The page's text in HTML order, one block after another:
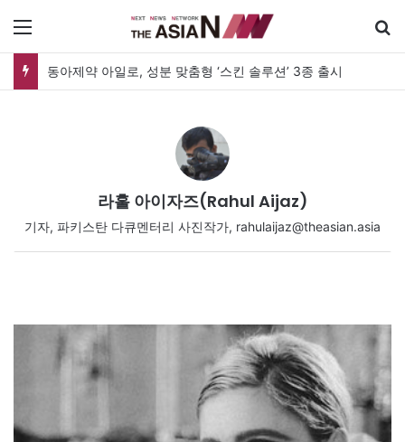
동아제약 아일로, 성분 맞춤형 ‘스킨 솔루션’ 3종 출시
라훌 아이자즈(Rahul Aijaz)
기자, 파키스탄 다큐멘터리 사진작가, rahulaijaz@theasian.asia